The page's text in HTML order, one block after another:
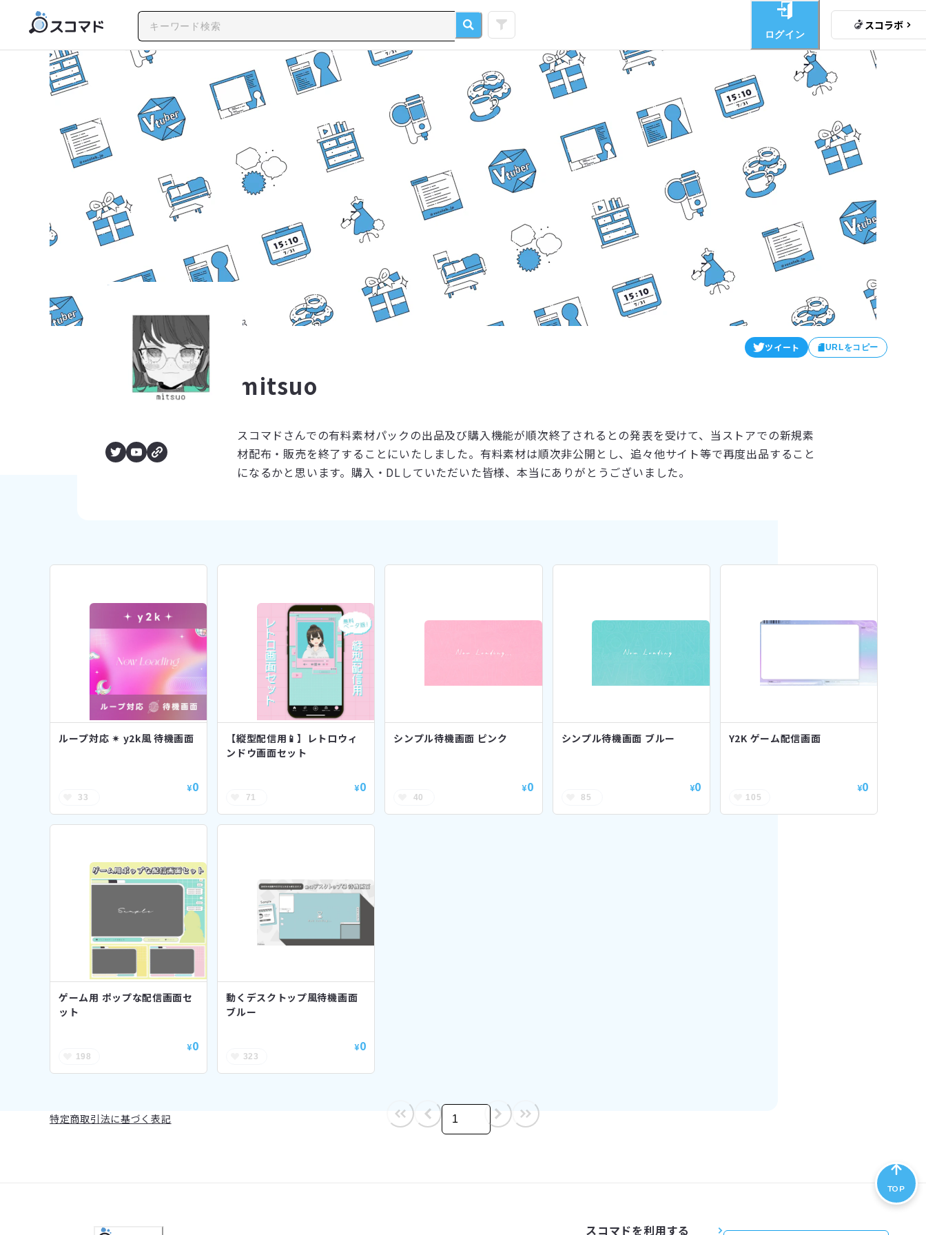
ログイン
スコラボ
ツイート URLをコピー
mitsuo
スコマドさんでの有料素材パックの出品及び購入機能が順次終了されるとの発表を受けて、当ストアでの新規素
材配布・販売を終了することにいたしました。有料素材は順次非公開とし、追々他サイト等で再度出品すること
になるかと思います。購入・DLしていただいた皆様、本当にありがとうございました。
ループ対応 ✴︎ y2k風 待機画面
33
¥0
【縦型配信用📱】レトロウィ
ンドウ画面セット
71
¥0
シンプル待機画面 ピンク
40
¥0
シンプル待機画面 ブルー
85
¥0
Y2K ゲーム配信画面
105
¥0
ゲーム用 ポップな配信画面セ
ット
198
¥0
動くデスクトップ風待機画面
ブルー
323
¥0
特定商取引法に基づく表記
TOP
スコマドを利用する